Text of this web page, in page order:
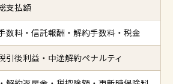
支払額
数料・信託報酬・解約手数料・税金
引後利益・中途解約ペナルティ